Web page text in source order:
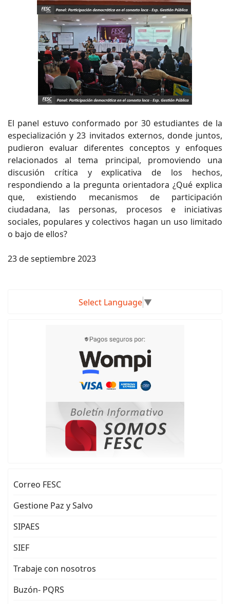
El panel estuvo conformado por 30 estudiantes de la
especialización y 23 invitados externos, donde juntos,
pudieron evaluar diferentes conceptos y enfoques
relacionados al tema principal, promoviendo una
discusión crítica y explicativa de los hechos,
respondiendo a la pregunta orientadora ¿Qué explica
que, existiendo mecanismos de participación
ciudadana, las personas, procesos e iniciativas
sociales, populares y colectivos hagan un uso limitado
o bajo de ellos?
23 de septiembre 2023
Select Language▼
Correo FESC
Gestione Paz y Salvo
SIPAES
SIEF
Trabaje con nosotros
Buzón- PQRS